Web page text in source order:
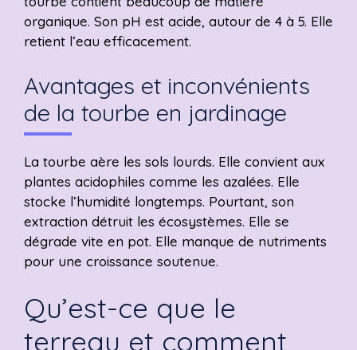
organique. Son pH est acide, autour de 4 à 5. Elle
retient l’eau efficacement.
Avantages et inconvénients
de la tourbe en jardinage
La tourbe aère les sols lourds. Elle convient aux
plantes acidophiles comme les azalées. Elle
stocke l’humidité longtemps. Pourtant, son
extraction détruit les écosystèmes. Elle se
dégrade vite en pot. Elle manque de nutriments
pour une croissance soutenue.
Qu’est-ce que le
terreau et comment